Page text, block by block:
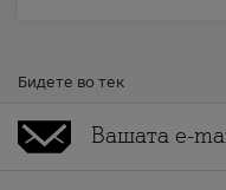
Бидете во тек